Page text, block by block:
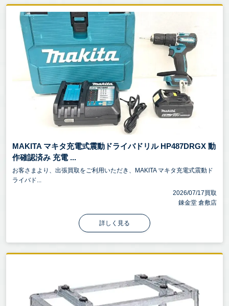
MAKITA マキタ充電式震動ドライバドリル HP487DRGX 動
作確認済み 充電 ...
お客さまより、出張買取をご利用いただき、MAKITA マキタ充電式震動ド
ライバド...
2026/07/17買取
錬金堂 倉敷店
詳しく見る